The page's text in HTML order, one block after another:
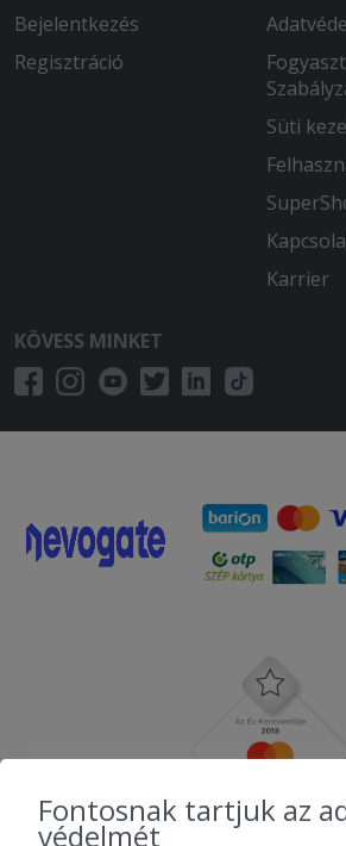
Bejelentkezés
Regisztráció
Süti
Karrier
KÖVESS MINKET
Fontosnak tartjuk az
védelmét